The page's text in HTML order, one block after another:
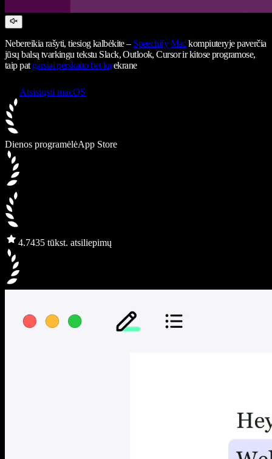
Nebereikia rašyti, tiesiog kalbėkite – Speechify Mackompiuteryje paverčia
jūsų balsą tvarkingu tekstu Slack, Outlook, Cursor ir kitose programose,
taip pat garsiai perskaito bet ką ekrane
Atsisiųsti macOS
Dienos programėlėApp Store
4.7435 tūkst. atsiliepimų